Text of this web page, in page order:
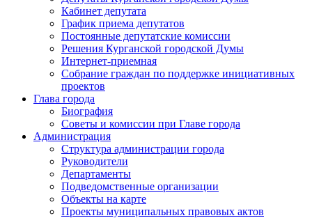
Кабинет депутата
График приема депутатов
Постоянные депутатские комиссии
Решения Курганской городской Думы
Интернет-приемная
Собрание граждан по поддержке инициативных
проектов
Глава города
Биография
Советы и комиссии при Главе города
Администрация
Структура администрации города
Руководители
Департаменты
Подведомственные организации
Объекты на карте
Проекты муниципальных правовых актов